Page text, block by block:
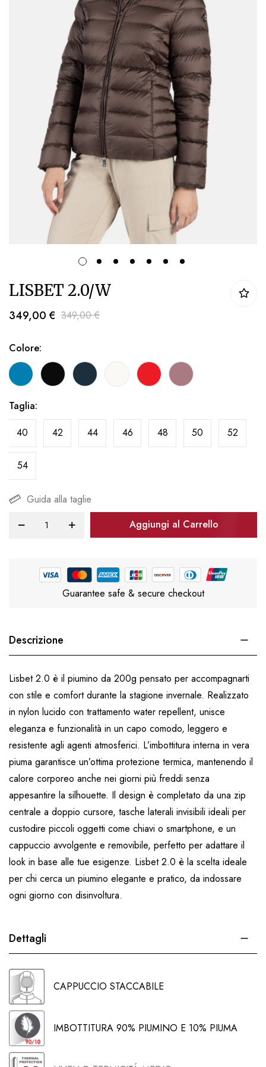
all'inizio
della
galleria
di
immagini
LISBET 2.0/W
349,00 € 349,00 €
Colore
Taglia
40
42 44 46 48 50 52
54
Guida alla taglie
Aggiungi al Carrello
Guarantee safe & secure checkout
Descrizione
Lisbet 2.0 è il piumino da 200g pensato per accompagnarti
con stile e comfort durante la stagione invernale. Realizzato
in nylon lucido con trattamento water repellent, unisce
eleganza e funzionalità in un capo comodo, leggero e
resistente agli agenti atmosferici. L’imbottitura interna in vera
piuma garantisce un’ottima protezione termica, mantenendo il
calore corporeo anche nei giorni più freddi senza
appesantire la silhouette. Il design è completato da una zip
centrale a doppio cursore, tasche laterali invisibili ideali per
custodire piccoli oggetti come chiavi o smartphone, e un
cappuccio avvolgente e removibile, perfetto per adattare il
look in base alle tue esigenze. Lisbet 2.0 è la scelta ideale
per chi cerca un piumino elegante e pratico, da indossare
ogni giorno con disinvoltura.
Dettagli
CAPPUCCIO STACCABILE
IMBOTTITURA 90% PIUMINO E 10% PIUMA